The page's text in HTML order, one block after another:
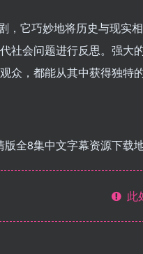
，它巧妙地将历史与现
社会问题进行反思。强
众，都能从其中获得独特的
全8集中文字幕资源下载
此